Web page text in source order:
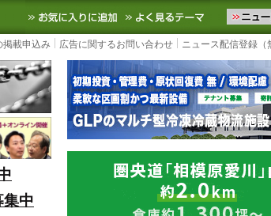
内外の最新の物流ニュースをお届けします
お気に入りに追加 よく見る
掲載申込み 広告に関するお問い合わせ ニュース配信登録（
中